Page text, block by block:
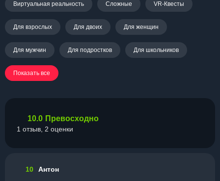
Виртуальная реальность Сложные VR-Квесты
Для взрослых Для двоих Для женщин
Для мужчин Для подростков Для школьников
Показать все
10.0 Превосходно
1 отзыв, 2 оценки
10 Антон